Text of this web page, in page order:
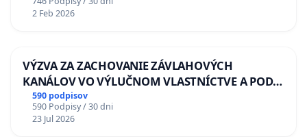
2 Feb 2026
VÝZVA ZA ZACHOVANIE ZÁVLAHOVÝCH
KANÁLOV VO VÝLUČNOM VLASTNÍCTVE A POD
KONTROLOU SLOVENSKEJ REPUBLIKY & žiadosť
na riešenie zanedbaného stavu závlahových a
odvodňovacích kanálov na Slovensku
590 podpisov
590 Podpisy / 30 dni
23 Jul 2026